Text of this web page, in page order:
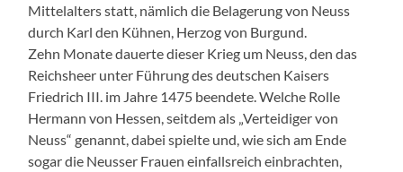
Mittelalters statt, nämlich die Belagerung von Neuss
durch Karl den Kühnen, Herzog von Burgund.
Zehn Monate dauerte dieser Krieg um Neuss, den das
Reichsheer unter Führung des deutschen Kaisers
Friedrich III. im Jahre 1475 beendete. Welche Rolle
Hermann von Hessen, seitdem als „Verteidiger von
Neuss“ genannt, dabei spielte und, wie sich am Ende
sogar die Neusser Frauen einfallsreich einbrachten,